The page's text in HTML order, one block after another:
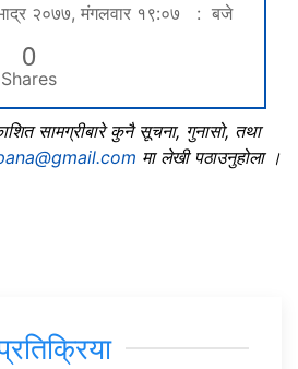
भाद्र २०७७, मंगलवार १९:०७ : बजे
0
Shares
सामग्रीबारे कुनै सूचना, गुनासो, तथा
मा लेखी पठाउनुहोला ।